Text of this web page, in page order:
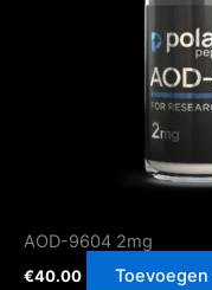
AOD-9604 2mg
€40.00